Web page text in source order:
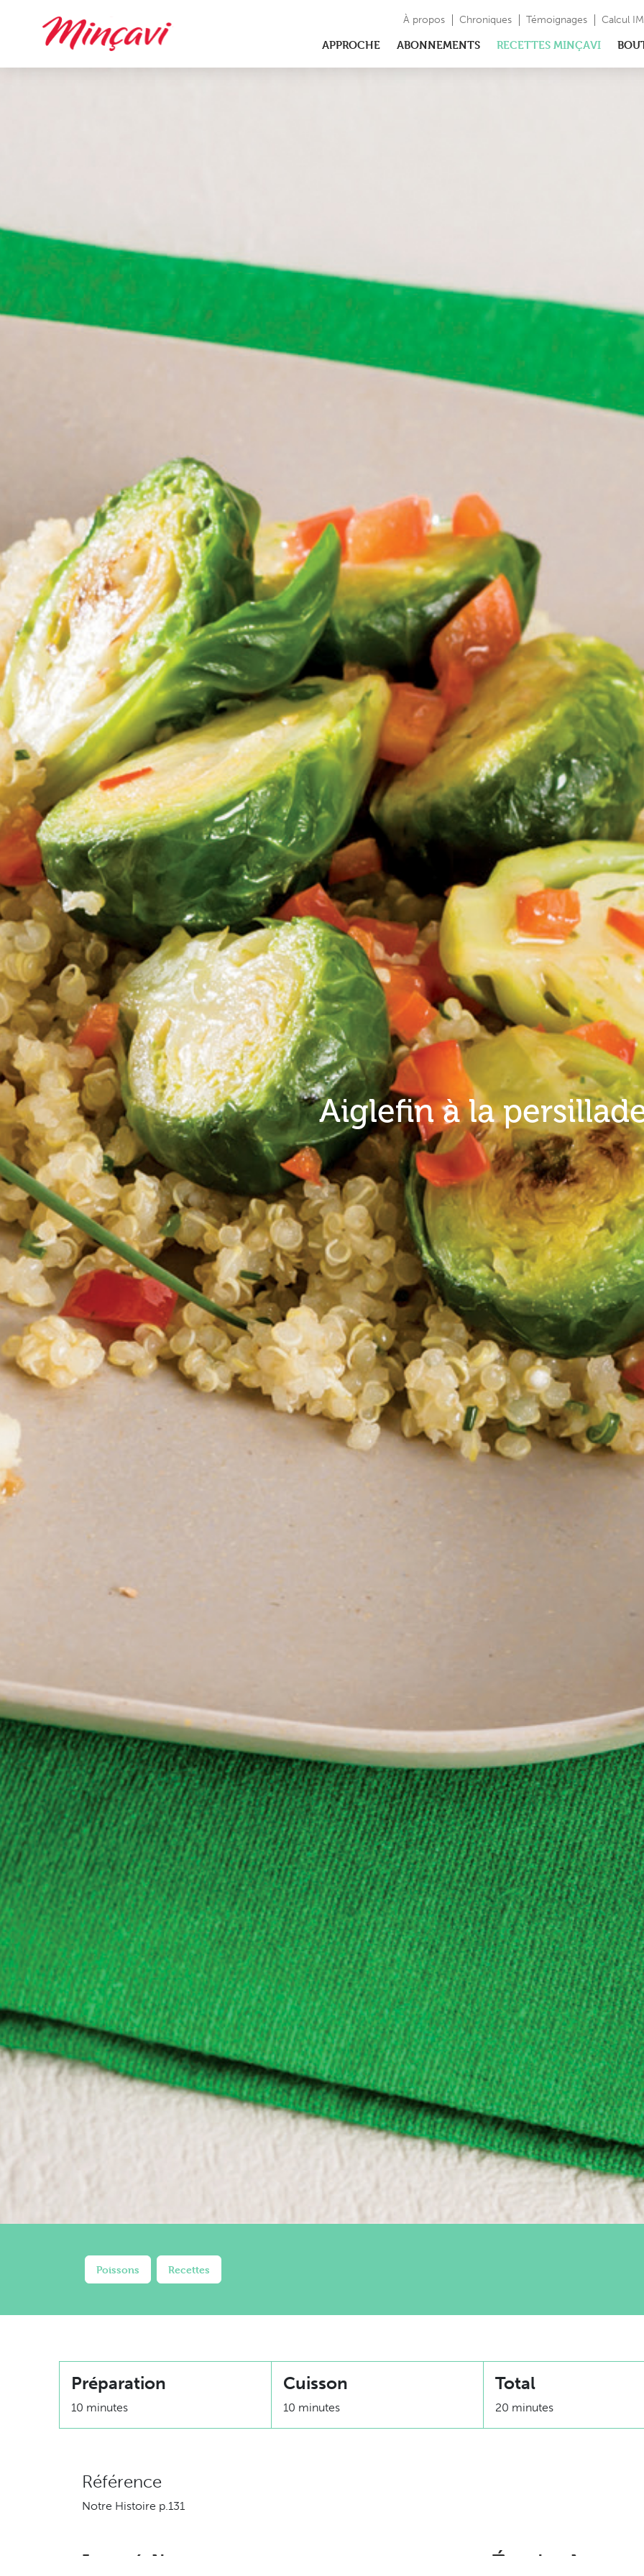
À propos Chroniques Témoignages Calcul
APPROCHE ABONNEMENTS RECETTES MINÇAVI
Aiglefin à la
Poissons Recettes
Préparation
10 minutes
Cuisson
10 minutes
Total
20 minutes
Référence
Notre Histoire p.131
Ingrédients Équivalence